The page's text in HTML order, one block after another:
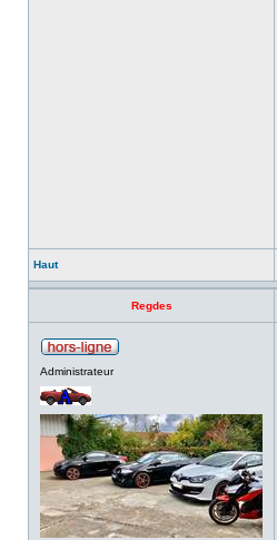
Haut
Regdes
Administrateur